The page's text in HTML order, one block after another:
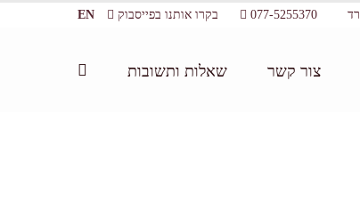
077-5255370 בקרו אותנו בפייסבוק EN
צור קשר שאלות ותשובות